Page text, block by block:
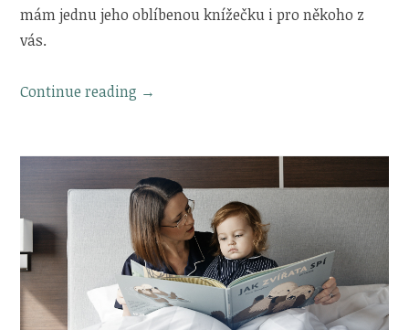
mám jednu jeho oblíbenou knížečku i pro někoho z
vás.
Continue reading „Zolinkovy
jedna
pro
vás“
→